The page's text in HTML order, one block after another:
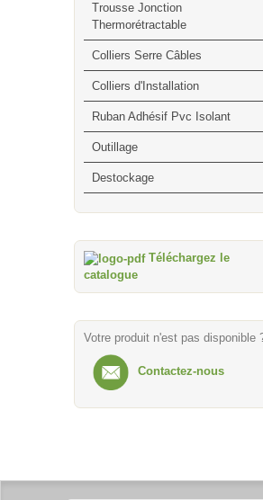
Trousse Jonction
Thermorétractable
Colliers Serre Câbles
Colliers d'Installation
Ruban Adhésif Pvc Isolant
Outillage
Destockage
Téléchargez le
catalogue
Votre produit n'est pas disponible
Contactez-nous